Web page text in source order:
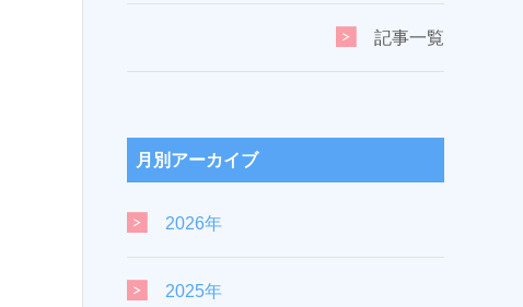
記事一覧
月別アーカイブ
2026年
2025年